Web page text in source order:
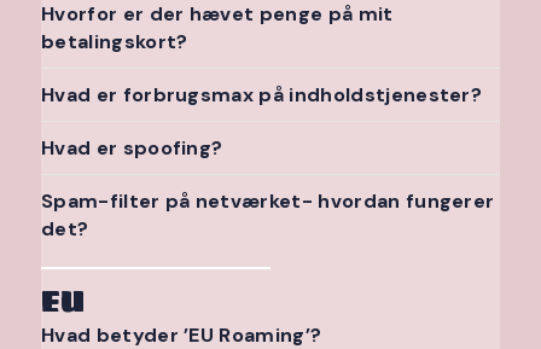
Hvorfor er der hævet penge på mit
betalingskort?
Hvad er forbrugsmax på indholdstjenester?
Hvad er spoofing?
Spam-filter på netværket- hvordan fungerer
det?
EU
Hvad betyder ’EU Roaming’?